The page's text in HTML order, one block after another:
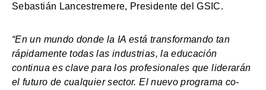
Sebastián Lancestremere, Presidente del GSIC.
“En un mundo donde la IA está transformando tan
rápidamente todas las industrias, la educación
continua es clave para los profesionales que liderarán
el futuro de cualquier sector. El nuevo programa co-